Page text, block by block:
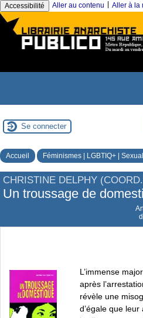
Accessibilité Aller au contenu Aller à la
Se connecter
Accueil Féminismes | LGBTIQ+ |
CHRISTINE DELPHY
Un troussage de
L’immense
après
révèle une
d’égale que